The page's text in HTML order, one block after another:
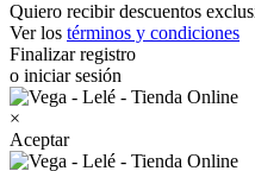
Quiero recibir descuentos
Ver los términos y condiciones
Finalizar registro
o iniciar sesión
×
Aceptar